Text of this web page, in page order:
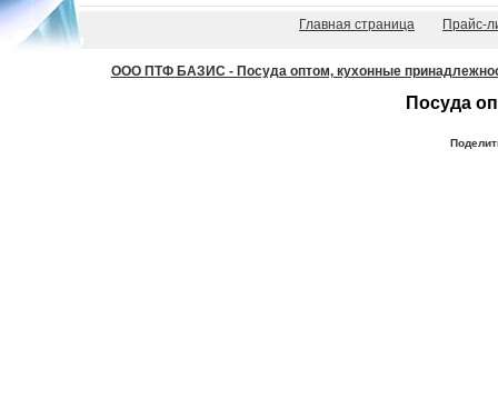
Главная страница Прайс-
ООО ПТФ БАЗИС - Посуда оптом, кухонные
Посуда